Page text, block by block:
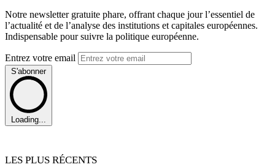
Notre newsletter gratuite phare, offrant chaque jour l’essentiel de
l’actualité et de l’analyse des institutions et capitales européennes.
Indispensable pour suivre la politique européenne.
Entrez votre email
S'abonner
Loading...
LES PLUS RÉCENTS